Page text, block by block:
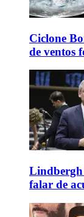
Ciclone
de ventos
Lindbergh
falar de